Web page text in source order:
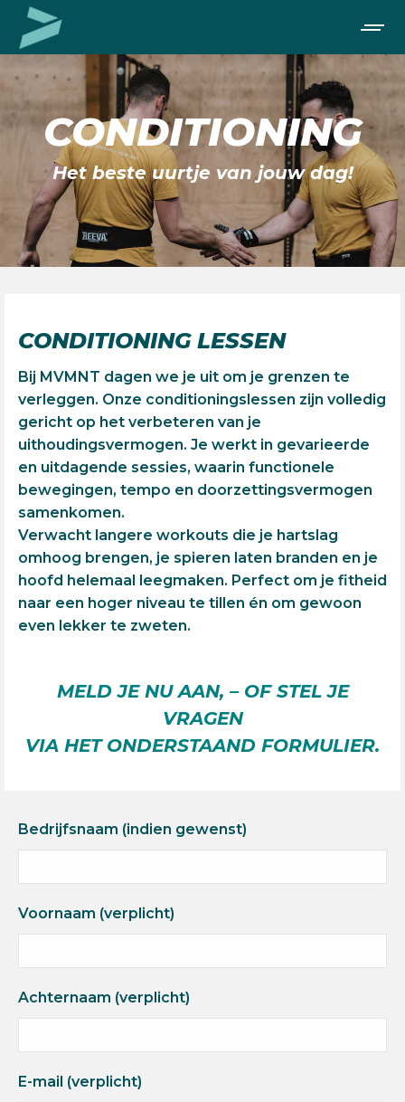
CONDITIONING
Het beste uurtje van jouw dag!
CONDITIONING LESSEN
Bij MVMNT dagen we je uit om je grenzen te
verleggen. Onze conditioningslessen zijn volledig
gericht op het verbeteren van je
uithoudingsvermogen. Je werkt in gevarieerde
en uitdagende sessies, waarin functionele
bewegingen, tempo en doorzettingsvermogen
samenkomen.
Verwacht langere workouts die je hartslag
omhoog brengen, je spieren laten branden en je
hoofd helemaal leegmaken. Perfect om je fitheid
naar een hoger niveau te tillen én om gewoon
even lekker te zweten.
MELD JE NU AAN, – OF STEL JE
VRAGEN
VIA HET ONDERSTAAND FORMULIER.
Bedrijfsnaam (indien gewenst)
Voornaam (verplicht)
Achternaam (verplicht)
E-mail (verplicht)